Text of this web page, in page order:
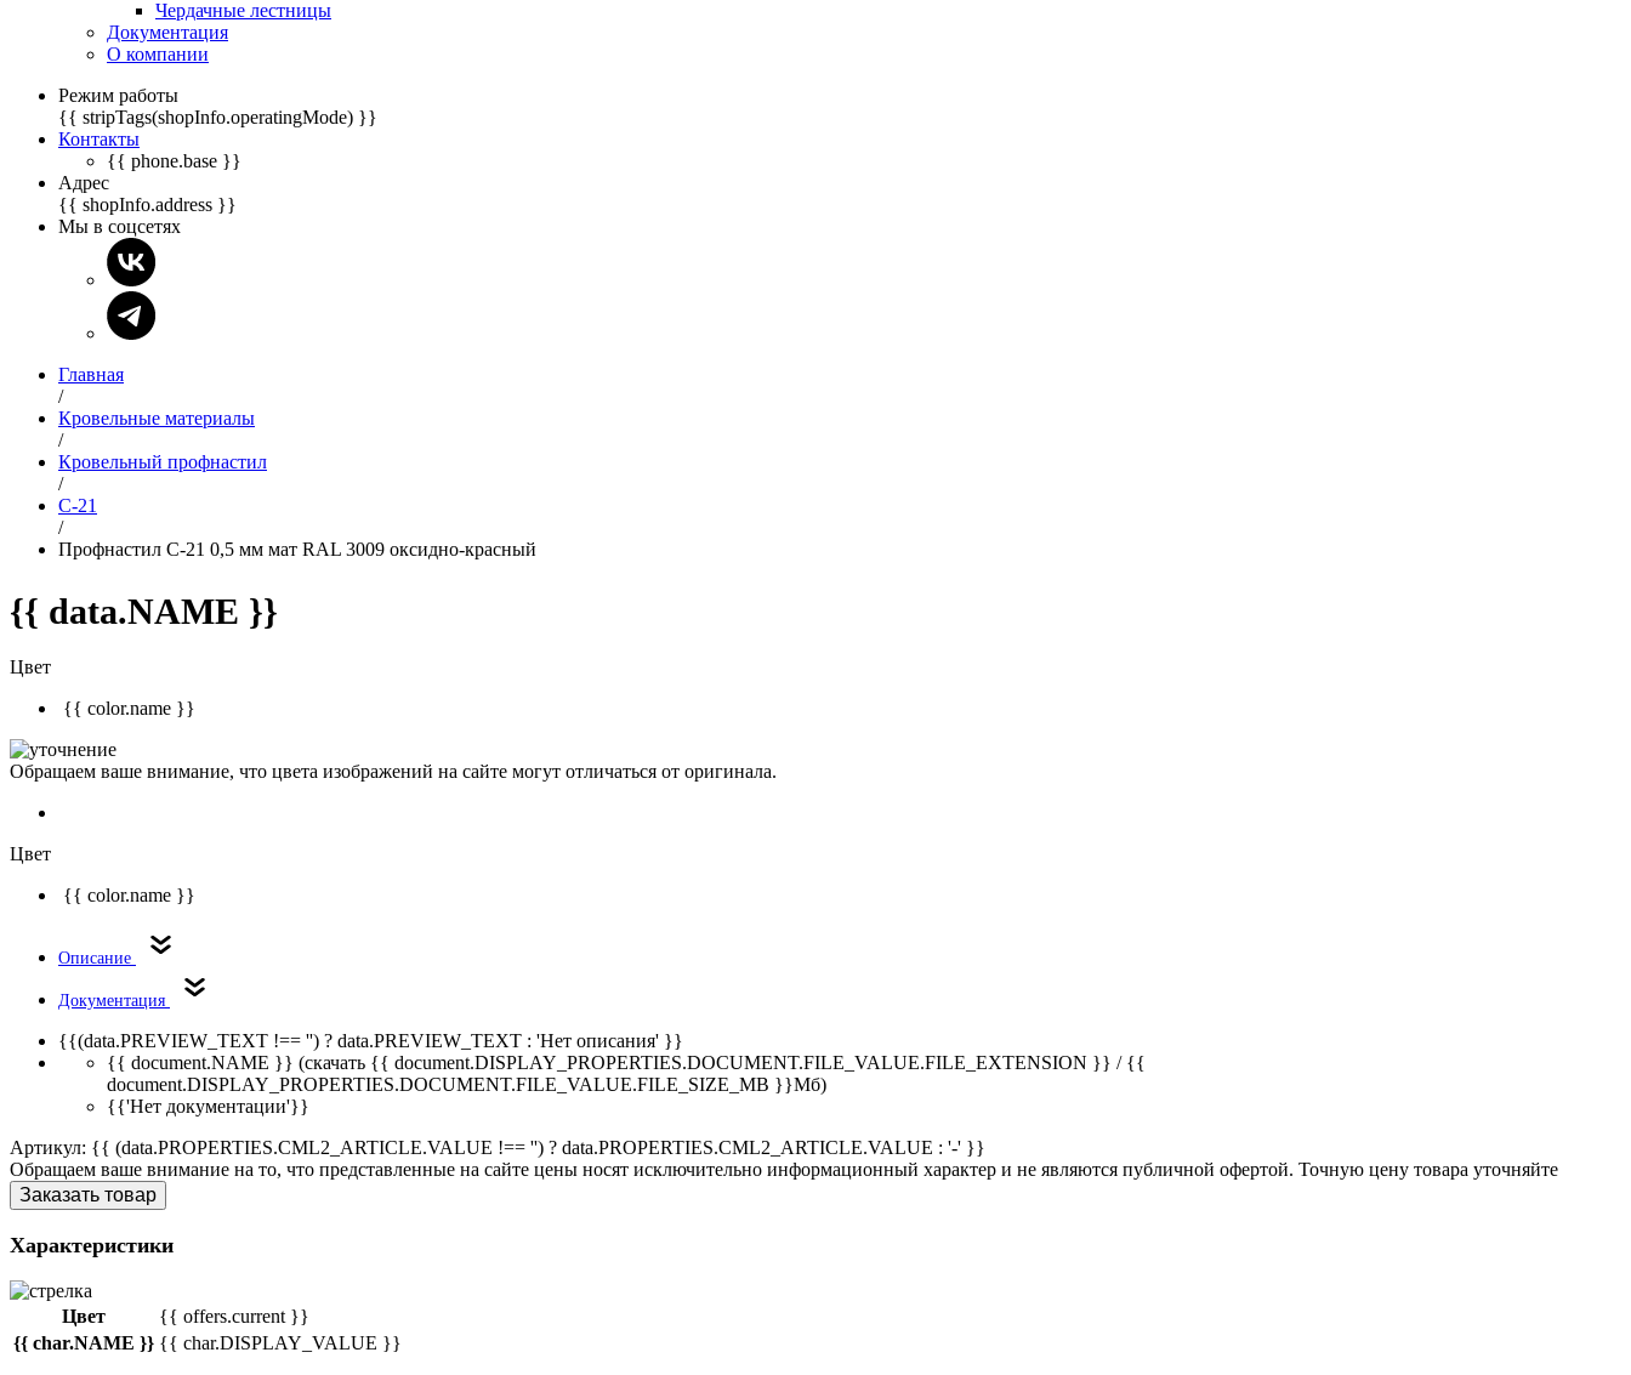
Чердачные лестницы
Документация
О компании
Режим работы
{{ stripTags(shopInfo.operatingMode) }}
Контакты
{{ phone.base }}
Адрес
{{ shopInfo.address }}
Мы в соцсетях
Главная
/
Кровельные материалы
/
Кровельный профнастил
/
С-21
/
Профнастил С-21 0,5 мм мат RAL 3009 оксидно-красный
{{ data.NAME }}
Цвет
{{ color.name }}
Обращаем ваше внимание, что цвета изображений на сайте могут отличаться от оригинала.
Цвет
{{ color.name }}
Описание
Документация
{{(data.PREVIEW_TEXT !== '') ? data.PREVIEW_TEXT : 'Нет описания' }}
{{ document.NAME }} (скачать {{ document.DISPLAY_PROPERTIES.DOCUMENT.FILE_VALUE.FILE_EXTENSION }} / {{
document.DISPLAY_PROPERTIES.DOCUMENT.FILE_VALUE.FILE_SIZE_MB }}Мб)
{{'Нет документации'}}
Артикул: {{ (data.PROPERTIES.CML2_ARTICLE.VALUE !== '') ? data.PROPERTIES.CML2_ARTICLE.VALUE : '-' }}
Обращаем ваше внимание на то, что представленные на сайте цены носят исключительно информационный характер и не являются публичной офертой. Точную цену товара уточняйте
Заказать товар
Характеристики
Цвет
{{ offers.current }}
{{ char.NAME }} {{ char.DISPLAY_VALUE }}